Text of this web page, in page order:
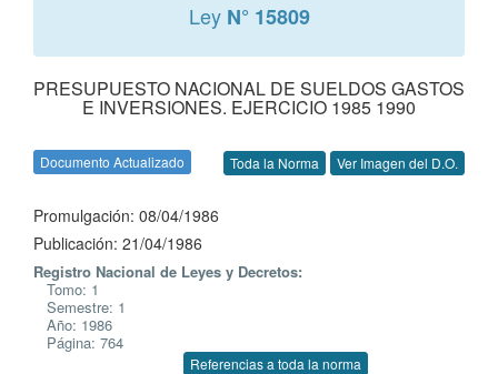
Ley N° 15809
PRESUPUESTO NACIONAL DE SUELDOS GASTOS
E INVERSIONES. EJERCICIO 1985 1990
Documento Actualizado Toda la Norma Ver Imagen del D.O.
Promulgación: 08/04/1986
Publicación: 21/04/1986
Registro Nacional de Leyes y Decretos:
Tomo: 1
Semestre: 1
Año: 1986
Página: 764
Referencias a toda la norma